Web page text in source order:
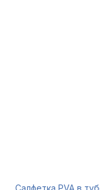
Салфетка PVA в